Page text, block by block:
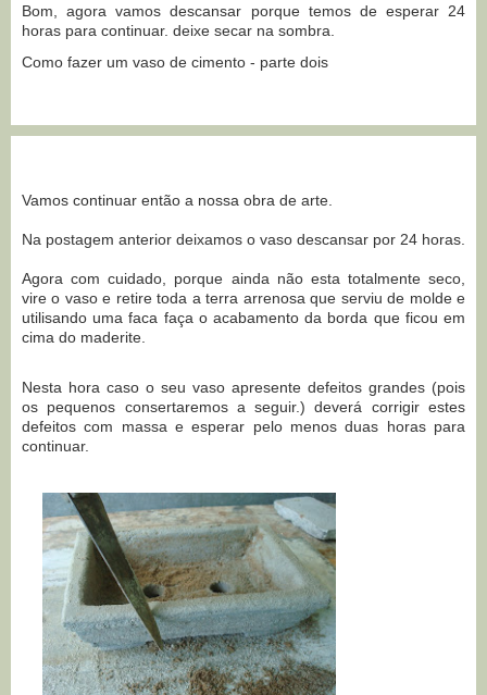
Bom, agora vamos descansar porque temos de esperar 24
horas para continuar. deixe secar na sombra.
Como fazer um vaso de cimento - parte dois
Vamos continuar então a nossa obra de arte.
Na postagem anterior deixamos o vaso descansar por 24 horas.
Agora com cuidado, porque ainda não esta totalmente seco,
vire o vaso e retire toda a terra arrenosa que serviu de molde e
utilisando uma faca faça o acabamento da borda que ficou em
cima do maderite.
Nesta hora caso o seu vaso apresente defeitos grandes (pois
os pequenos consertaremos a seguir.) deverá corrigir estes
defeitos com massa e esperar pelo menos duas horas para
continuar.